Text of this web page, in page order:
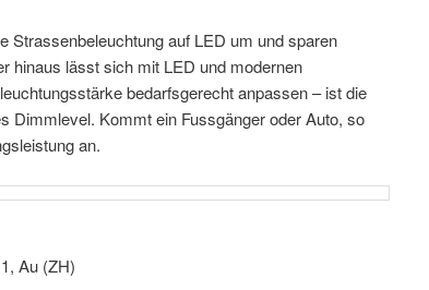
Strassenbeleuchtung auf LED um und sparen
hinaus lässt sich mit LED und modernen
bedarfsgerecht anpassen – ist die
Dimmlevel. Kommt ein Fussgänger oder Auto, so
an.
Au (ZH)